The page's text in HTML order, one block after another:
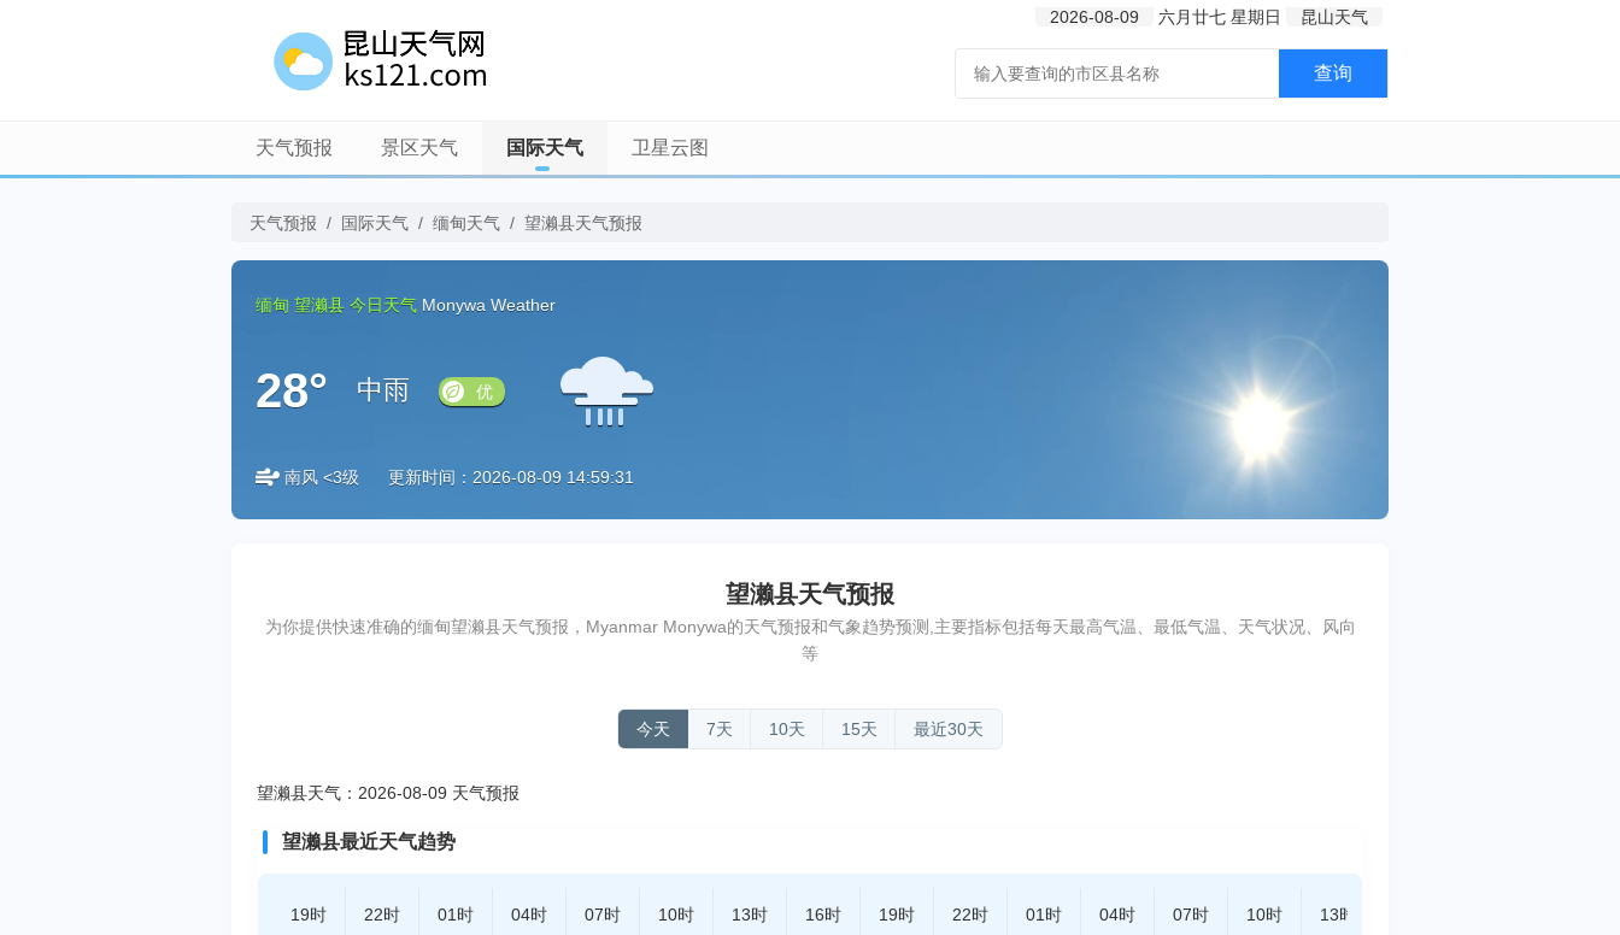
2026-08-09 六月廿七 星期日 昆山天气
查询
天气预报 景区天气 国际天气 卫星云图
天气预报 / 国际天气 / 缅甸天气 / 望濑县天气预报
缅甸 望濑县 今日天气 Monywa Weather
28° 中雨 优
南风 <3级 更新时间：2026-08-09 14:59:31
望濑县天气预报
为你提供快速准确的缅甸望濑县天气预报，Myanmar Monywa的天气预报和气象趋势预测,主要指标包括每天最高气温、最低气温、天气状况、风向
等
今天 7天 10天 15天 最近30天
望濑县天气：2026-08-09 天气预报
望濑县最近天气趋势
19时 22时 01时 04时 07时 10时 13时 16时 19时 22时 01时 04时 07时 10时 13时